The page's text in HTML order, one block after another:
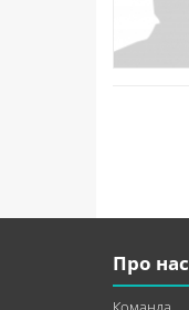
Про нас